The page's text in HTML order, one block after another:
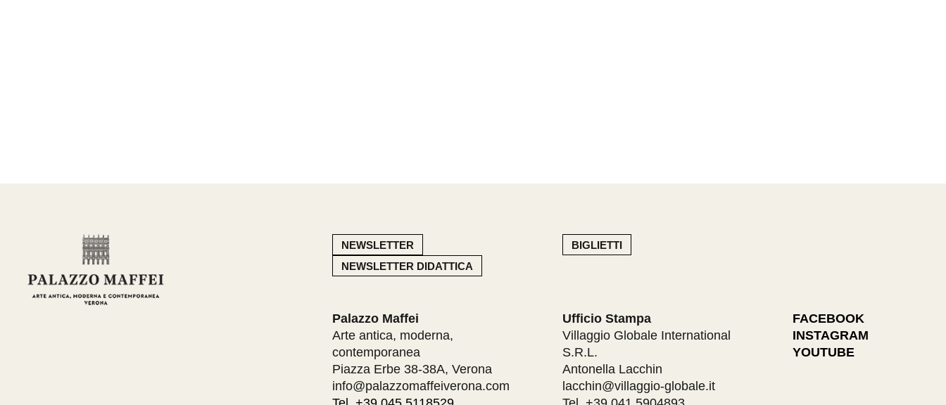
NEWSLETTER
NEWSLETTER DIDATTICA
BIGLIETTI
Palazzo Maffei
Arte antica, moderna,
contemporanea
Piazza Erbe 38-38A, Verona
info@palazzomaffeiverona.com
Ufficio Stampa
Villaggio Globale International
S.R.L.
Antonella Lacchin
lacchin@villaggio-globale.it
FACEBOOK
INSTAGRAM
YOUTUBE